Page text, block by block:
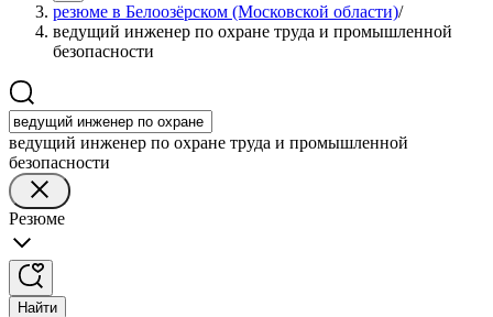
резюме в Белоозёрском (Московской области)/
ведущий инженер по охране труда и промышленной
безопасности
ведущий инженер по охране труда и промышленной
безопасности
Резюме
Найти